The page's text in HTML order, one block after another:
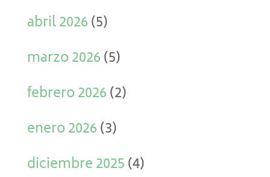
abril 2026(5)
marzo 2026(5)
febrero 2026(2)
enero 2026(3)
diciembre 2025(4)